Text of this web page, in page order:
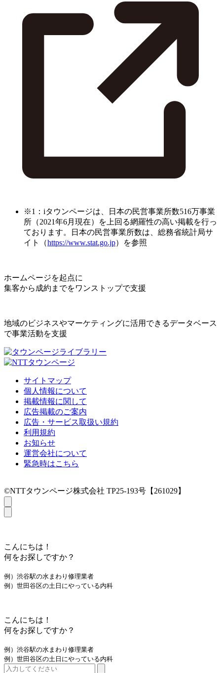
※1：iタウンページは、日本の民営事業所数516万事業
所（2021年6月現在）を上回る網羅性の高い掲載を行っ
ております。日本の民営事業所数は、総務省統計局サ
イト（https://www.stat.go.jp）を参照
ホームページを起点に
集客から成約までをワンストップで支援
地域のビジネスやマーケティングに活用できるデータベース
で事業活動を支援
サイトマップ
個人情報について
掲載情報に関して
広告掲載のご案内
広告・サービス取扱い規約
利用規約
お知らせ
運営会社について
緊急時はこちら
©NTTタウンページ株式会社 TP25-193号【261029】
こんにちは！
何をお探しですか？
例）渋谷駅の水まわり修理業者
例）世田谷区の土日にやっている内科
こんにちは！
何をお探しですか？
例）渋谷駅の水まわり修理業者
例）世田谷区の土日にやっている内科